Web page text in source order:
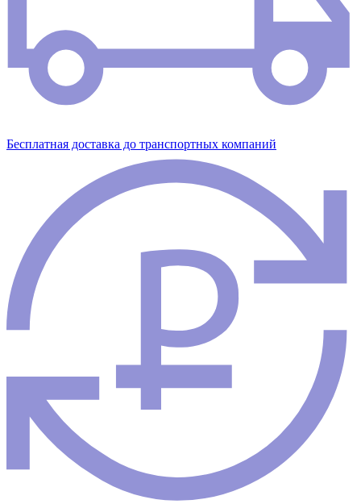
Бесплатная доставка до транспортных компаний